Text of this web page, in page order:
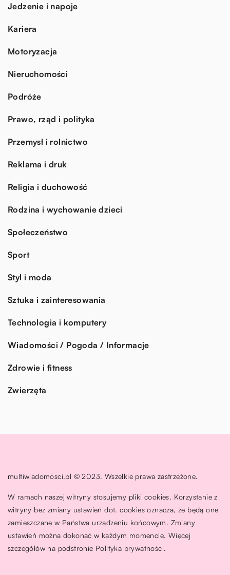
Jedzenie i napoje
Kariera
Motoryzacja
Nieruchomości
Podróże
Prawo, rząd i polityka
Przemysł i rolnictwo
Reklama i druk
Religia i duchowość
Rodzina i wychowanie dzieci
Społeczeństwo
Sport
Styl i moda
Sztuka i zainteresowania
Technologia i komputery
Wiadomości / Pogoda / Informacje
Zdrowie i fitness
Zwierzęta
multiwiadomosci.pl © 2023. Wszelkie prawa zastrzeżone.
W ramach naszej witryny stosujemy pliki cookies. Korzystanie z
witryny bez zmiany ustawień dot. cookies oznacza, że będą one
zamieszczane w Państwa urządzeniu końcowym. Zmiany
ustawień można dokonać w każdym momencie. Więcej
szczegółów na podstronie Polityka prywatności.